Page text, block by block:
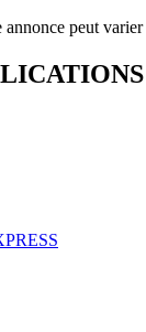
annonce peut